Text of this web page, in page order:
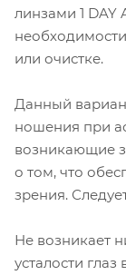
линзами 1 DAY
или очистке.
Данный
ношения при
возникающие
о том, что
зрения.
Не возникает
усталости